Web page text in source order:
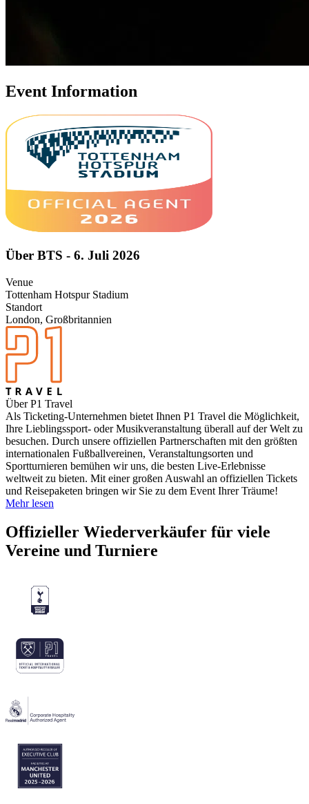
Event Information
Über BTS - 6. Juli 2026
Venue
Tottenham Hotspur Stadium
Standort
London, Großbritannien
Über P1 Travel
Als Ticketing-Unternehmen bietet Ihnen P1 Travel die Möglichkeit,
Ihre Lieblingssport- oder Musikveranstaltung überall auf der Welt zu
besuchen. Durch unsere offiziellen Partnerschaften mit den größten
internationalen Fußballvereinen, Veranstaltungsorten und
Sportturnieren bemühen wir uns, die besten Live-Erlebnisse
weltweit zu bieten. Mit einer großen Auswahl an offiziellen Tickets
und Reisepaketen bringen wir Sie zu dem Event Ihrer Träume!
Mehr lesen
Offizieller Wiederverkäufer für viele
Vereine und Turniere